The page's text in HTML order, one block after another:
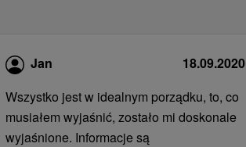
Jan
18.09.2020
Wszystko jest w idealnym porządku, to, co
musiałem wyjaśnić, zostało mi doskonale
wyjaśnione. Informacje są